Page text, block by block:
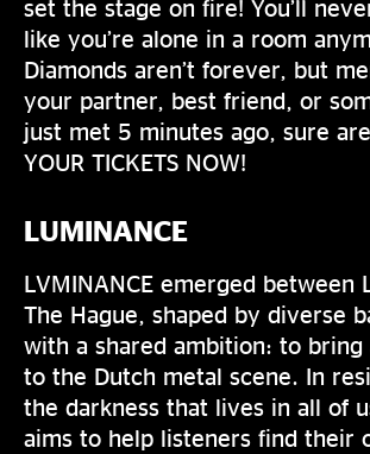
set the stage on fire! You’ll
like you’re alone in a room
Diamonds aren’t forever, but
your partner, best friend, or
just met 5 minutes ago, sure
YOUR TICKETS NOW!
LUMINANCE
LVMINANCE emerged between
The Hague, shaped by diverse
with a shared ambition: to bring
to the Dutch metal scene. In
the darkness that lives in all of
aims to help listeners find their